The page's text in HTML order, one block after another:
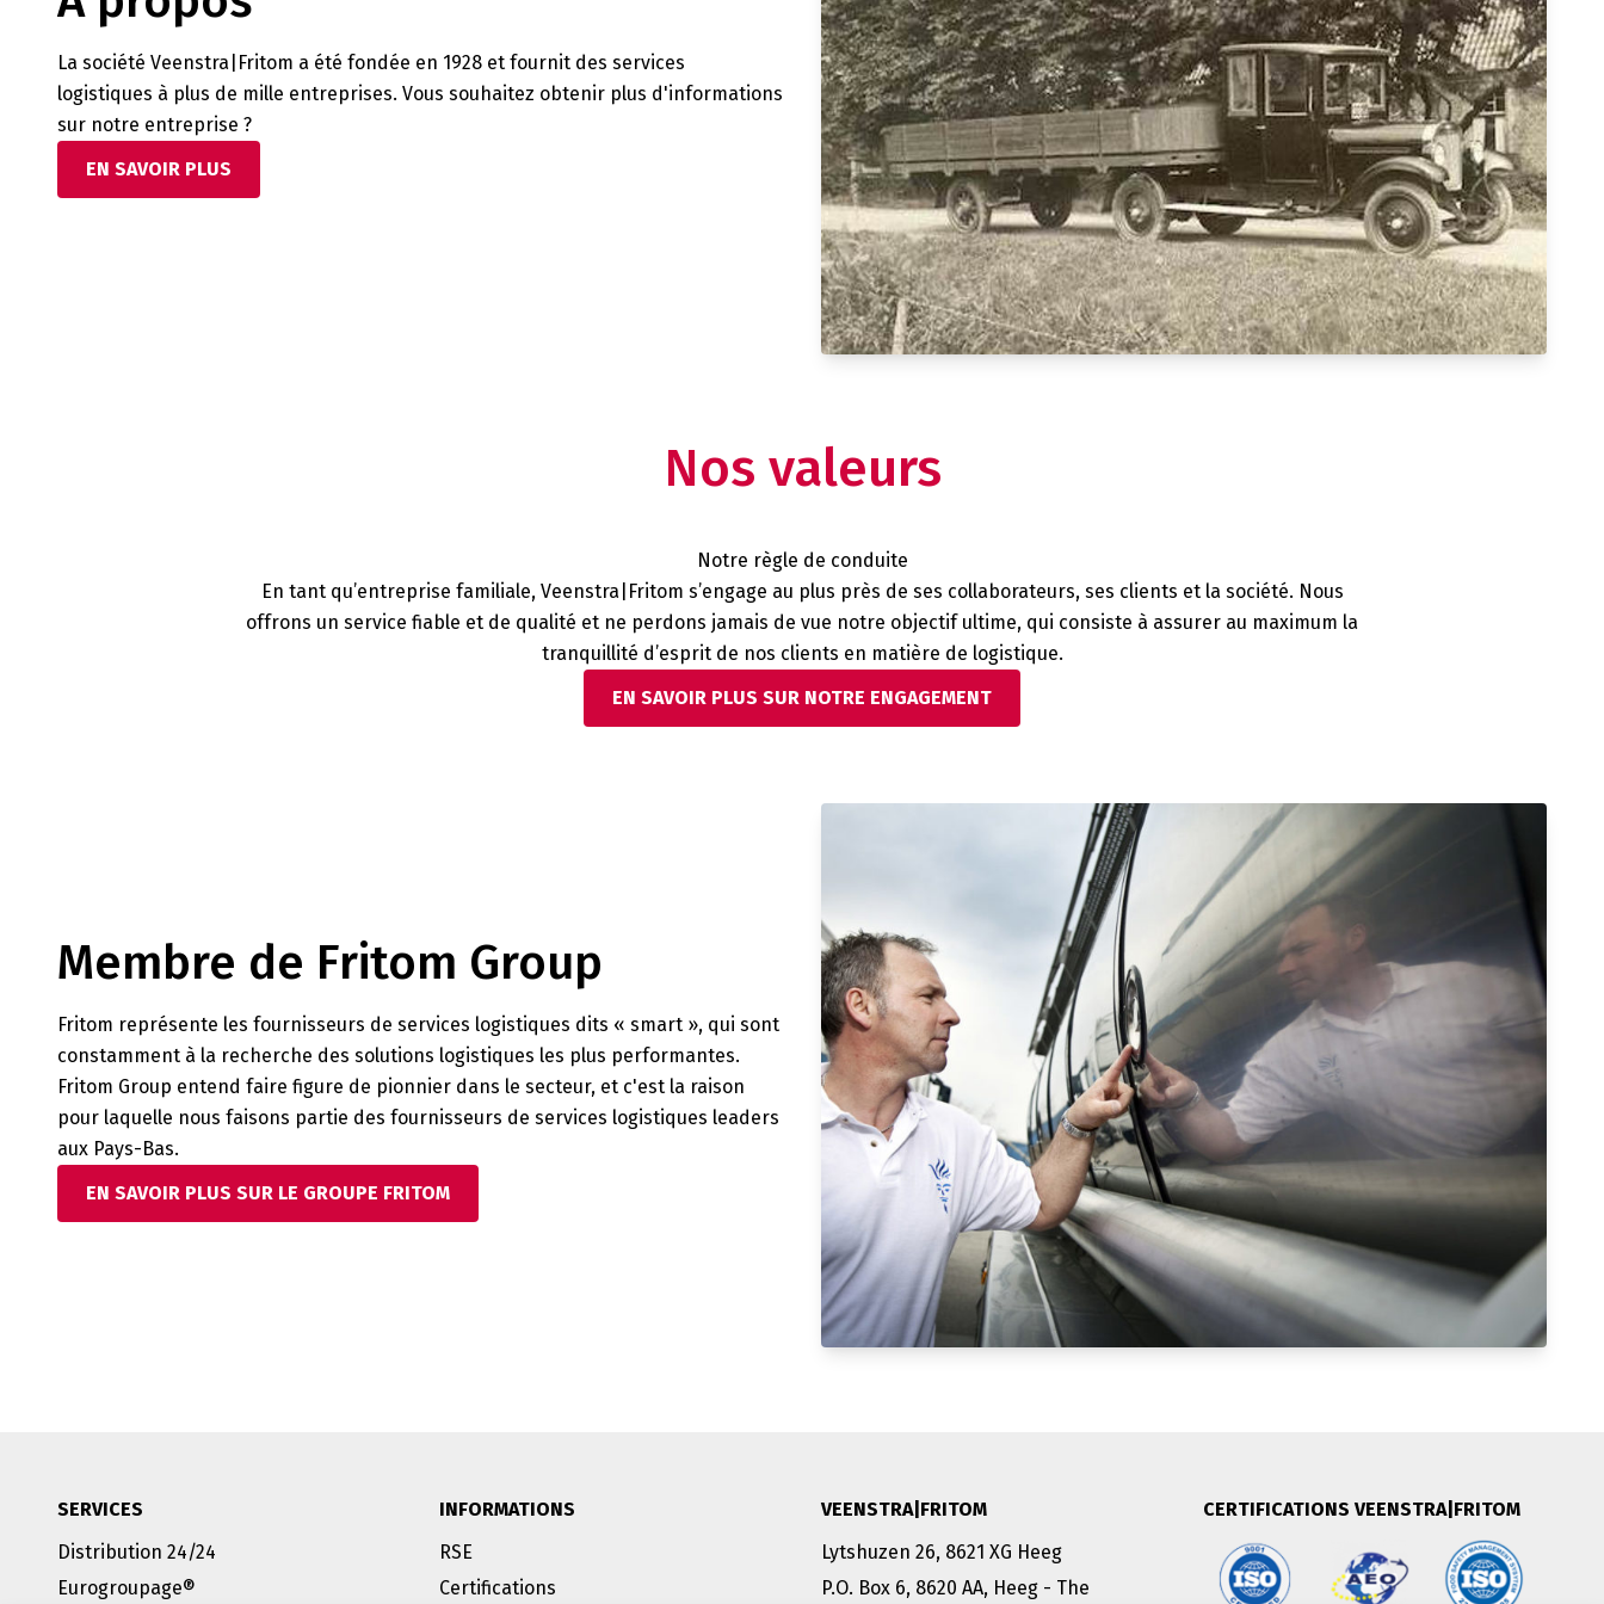
La société Veenstra|Fritom a été fondée en 1928 et fournit des services
logistiques à plus de mille entreprises. Vous souhaitez obtenir plus d'informations
sur notre entreprise ?
EN SAVOIR PLUS
Nos valeurs
Notre règle de conduite
En tant qu’entreprise familiale, Veenstra|Fritom s’engage au plus près de ses collaborateurs, ses clients et la société. Nous
offrons un service fiable et de qualité et ne perdons jamais de vue notre objectif ultime, qui consiste à assurer au maximum la
tranquillité d’esprit de nos clients en matière de logistique.
EN SAVOIR PLUS SUR NOTRE ENGAGEMENT
Membre de Fritom Group
Fritom représente les fournisseurs de services logistiques dits « smart », qui sont
constamment à la recherche des solutions logistiques les plus performantes.
Fritom Group entend faire figure de pionnier dans le secteur, et c'est la raison
pour laquelle nous faisons partie des fournisseurs de services logistiques leaders
aux Pays-Bas.
EN SAVOIR PLUS SUR LE GROUPE FRITOM
SERVICES
Distribution 24/24
Eurogroupage®
INFORMATIONS
RSE
Certifications
VEENSTRA|FRITOM
Lytshuzen 26, 8621 XG Heeg
P.O. Box 6, 8620 AA, Heeg - The
CERTIFICATIONS VEENSTRA|FRITOM